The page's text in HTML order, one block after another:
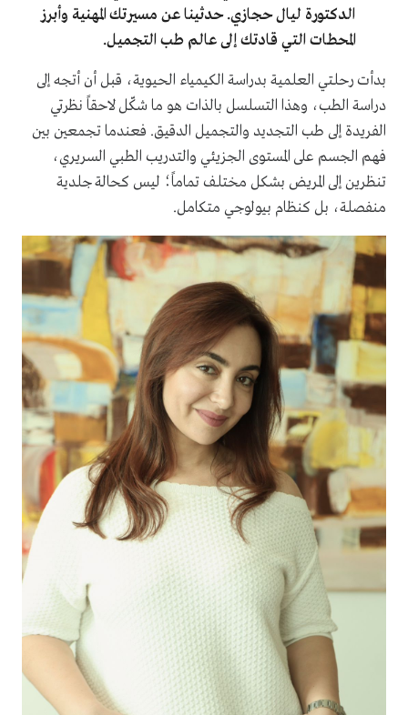
الدكتورة ليال حجازي. حدثينا عن مسيرتك المهنية وأبرز
المحطات التي قادتك إلى عالم طب التجميل.
بدأت رحلتي العلمية بدراسة الكيمياء الحيوية، قبل أن أتجه إلى
دراسة الطب، وهذا التسلسل بالذات هو ما شكّل لاحقاً نظرتي
الفريدة إلى طب التجديد والتجميل الدقيق. فعندما تجمعين بين
فهم الجسم على المستوى الجزيئي والتدريب الطبي السريري،
تنظرين إلى المريض بشكل مختلف تماماً؛ ليس كحالة جلدية
منفصلة، بل كنظام بيولوجي متكامل.